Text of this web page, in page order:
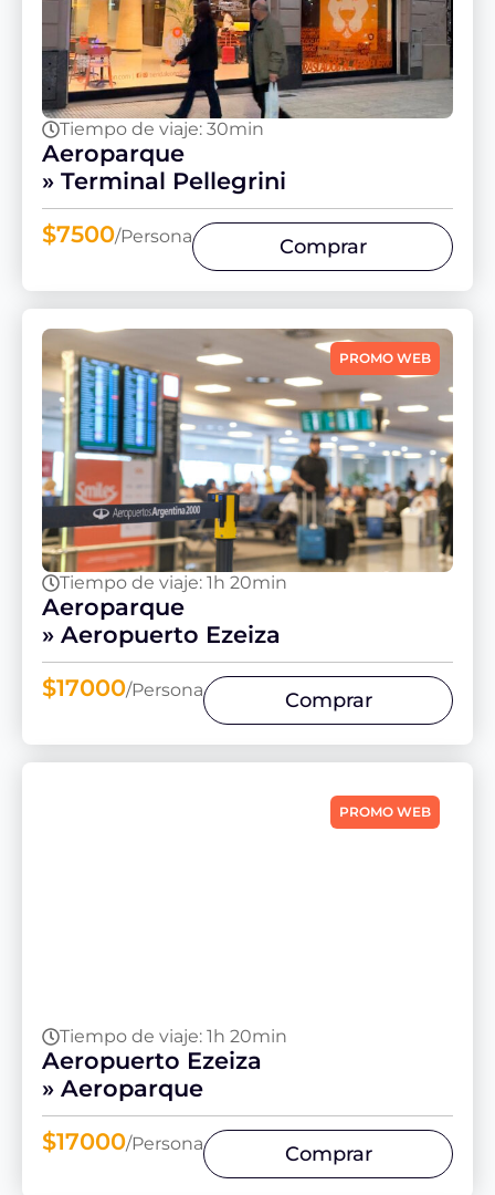
Tiempo de viaje: 30min
Aeroparque
» Terminal Pellegrini
$7500/Persona Comprar
PROMO WEB
Tiempo de viaje: 1h 20min
Aeroparque
» Aeropuerto Ezeiza
$17000/Persona Comprar
PROMO WEB
Tiempo de viaje: 1h 20min
Aeropuerto Ezeiza
» Aeroparque
$17000/Persona Comprar